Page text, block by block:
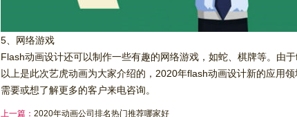
5、网络游戏
Flash动画设计还可以制作一些有趣的网络游戏，如蛇、棋牌等。由
以上是此次艺虎动画为大家介绍的，2020年flash动画设计新的应用
需要或想了解更多的客户来电咨询。
上一篇： 2020年动画公司排名热门推荐哪家好